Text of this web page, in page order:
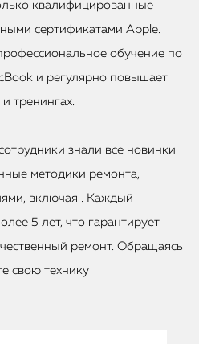
квалифицированные
сертификатами Apple.
обучение по
и регулярно повышает
тренингах.
знали все новинки
методики ремонта,
включая . Каждый
5 лет, что гарантирует
ремонт. Обращаясь
свою технику